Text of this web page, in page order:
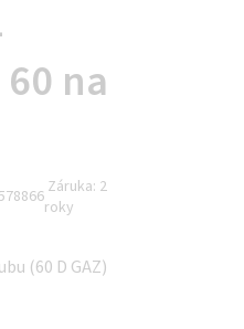
na
Záruka: 2
roky
(60 D GAZ)